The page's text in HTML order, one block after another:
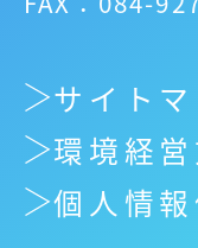
サイト
環境経
個人情